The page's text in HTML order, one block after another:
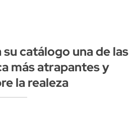
catálogo una de las
más atrapantes y
la realeza